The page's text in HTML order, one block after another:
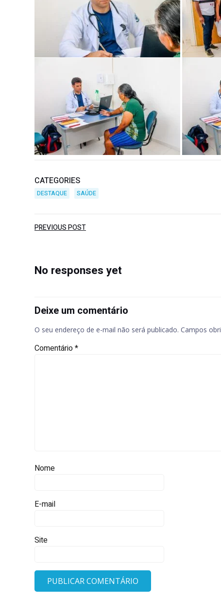
CATEGORIES
DESTAQUE SAÚDE
Post
navigation
PREVIOUS POST
No responses yet
Deixe um comentário
O seu endereço de e-mail não será publicado. Campos
Comentário*
Nome
E-mail
Site